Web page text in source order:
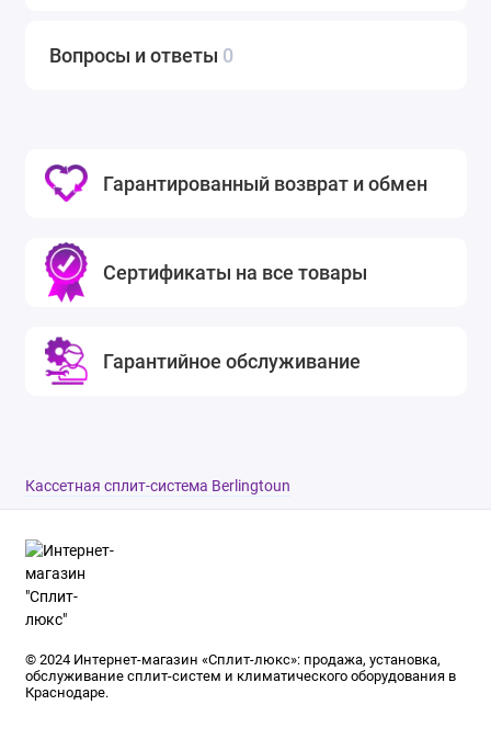
Вопросы и ответы 0
Гарантированный возврат и обмен
Сертификаты на все товары
Гарантийное обслуживание
Кассетная сплит-система Berlingtoun
© 2024 Интернет-магазин «Сплит-люкс»: продажа, установка,
обслуживание сплит-систем и климатического оборудования в
Краснодаре.